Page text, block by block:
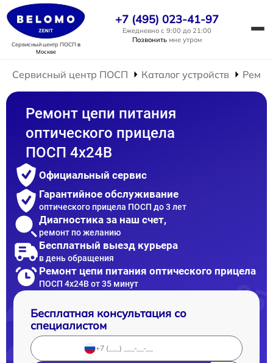
Сервисный центр ПОСПв
Москве
+7 (495) 023-41-97
Ежедневно с 9:00 до 21:00
Позвонить мне утром
Сервисный центр ПОСП Каталог устройств
Ремонт цепи питания
оптического прицела
ПОСП 4x24B
Официальный сервис
Гарантийное обслуживание
оптического прицела ПОСП до 3 лет
Диагностика за наш счет,
ремонт по желанию
Бесплатный выезд курьера
в день обращения
Ремонт цепи питания оптического прицела
ПОСП 4x24B от 35 минут
Бесплатная консультация со
специалистом